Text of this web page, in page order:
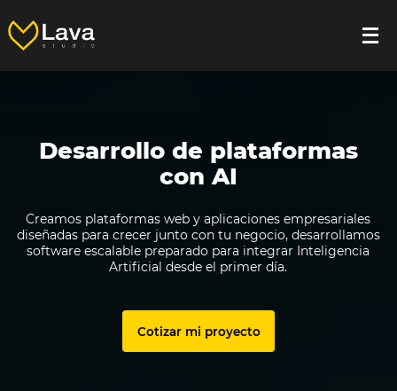
Desarrollo de software, sitios
Implementamos el ERP de
Odoo con AI
Digitalizamos la operación completa de tu empresa
mediante Odoo, integrando ventas, inventario, compras,
finanzas y operaciones en una sola plataforma conectada
con IA y automatizaciones.
Agendar demo